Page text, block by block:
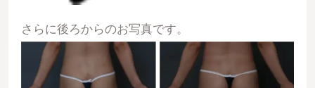
さらに後ろからのお写真です。